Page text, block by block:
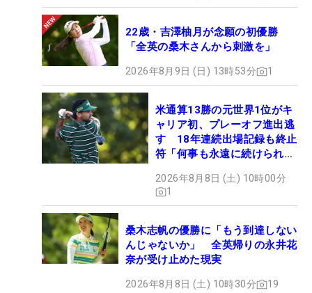
22歳・吉澤柚月が念願の初優勝
「全英の桑木さんから刺激を」
2026年8月9日 (日) 13時53分 1
米通算13勝の元世界1位がキ
ャリア初、プレーオフ進出逃
す 18年連続出場記録も終止
符「何事も永遠に続けられな
2026年8月8日 (土) 10時00分
1
桑木志帆の優勝に「もう到達しない
んじゃないか」 全英帰りの永井花
奈が受け止めた現実
2026年8月8日 (土) 10時30分 19